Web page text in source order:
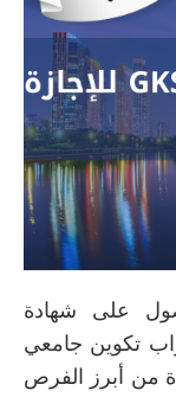
على شهادة
تكوين جامعي
من أبرز الفرص